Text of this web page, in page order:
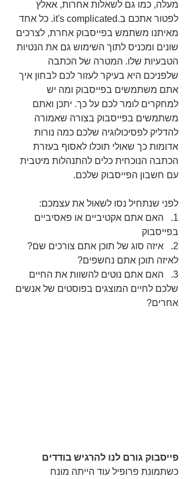
מעלה, כמו גם לשאלות אחרות, אאלץ
לפטור אתכם ב.it's complicated. כל אחד
מאיתנו משתמש בפייסבוק אחרת, לצרכים
שונים ומכניס לתוך השימוש גם את הנטיות
הטבעיות שלו. המטרה של הכתבה
שלפניכם היא בעיקר לעזור לכם לבחון איך
אתם משתמשים בפייסבוק ומה יש
למחקרים לומר לכם על כך. יתכן ואתם
משתמשים בפייסבוק בצורה שאמורה
להדליק לפסיכולוגיה שלכם כמה נורות
אדומות כך שאולי תוכלו לאסוף בעזרת
הכתבה הנוכחית כלים להתנהלות מיטבית
עם חשבון הפייסבוק שלכם.
לפני שנתחיל נסו לשאול את עצמכם:
1.   האם אתם אקטיביים או פאסיביים
בפייסבוק
2.   איזה סוג של תוכן אתם צורכים שם?
לאיזה תוכן אתם נחשפים?
3.   האם אתם נוטים להשוות את החיים
שלכם לחיים המוצגים בפוסטים של אנשים
אחרים?
פייסבוק גורם לנו להרגיש בודדים
כשתמונת פרופיל עוד הייתה מונח